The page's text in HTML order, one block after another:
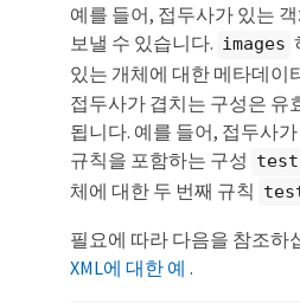
예를 들어, 접두사가 있는
보낼 수 있습니다. images
있는 개체에 대한 메타데이
접두사가 겹치는 구성은 유
됩니다. 예를 들어, 접두사
규칙을 포함하는 구성 test
체에 대한 두 번째 규칙
필요에 따라 다음을 참조하
XML에 대한 예 .